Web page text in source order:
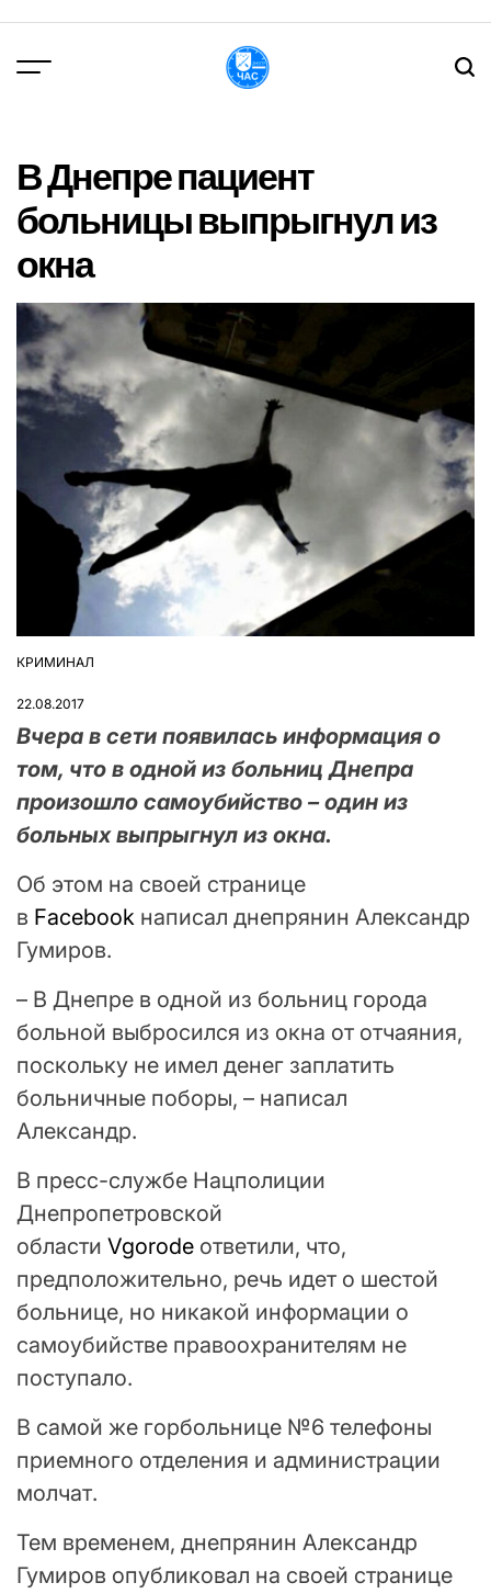
вмісту
В Днепре пациент
больницы выпрыгнул из
окна
ОПУБЛІКУВАТИ
КРИМИНАЛ
22.08.2017
Вчера в сети появилась информация о
том, что в одной из больниц Днепра
произошло самоубийство – один из
больных выпрыгнул из окна.
Об этом на своей странице
в Facebook написал днепрянин Александр
Гумиров.
– В Днепре в одной из больниц города
больной выбросился из окна от отчаяния,
поскольку не имел денег заплатить
больничные поборы, – написал
Александр.
В пресс-службе Нацполиции
Днепропетровской
области Vgorode ответили, что,
предположительно, речь идет о шестой
больнице, но никакой информации о
самоубийстве правоохранителям не
поступало.
В самой же горбольнице №6 телефоны
приемного отделения и администрации
молчат.
Тем временем, днепрянин Александр
Гумиров опубликовал на своей странице